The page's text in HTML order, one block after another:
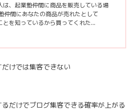
は、起業塾仲間に商品を販売している場
仲間にあなたの商品が売れたとして
とを知っているから買ってくれた...
けでは集客できない
だけでブログ集客できる確率が上がる